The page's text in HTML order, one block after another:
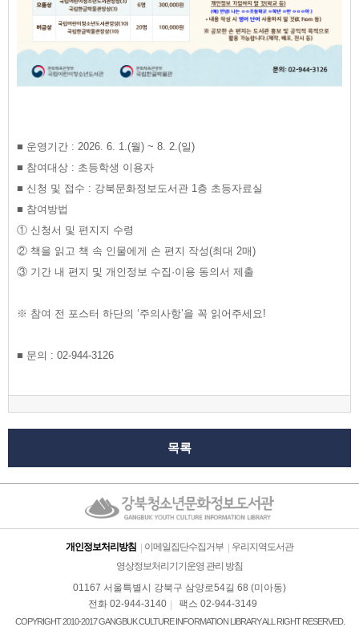
■ 운영기간 : 2026. 6. 1.(월) ~ 8. 2.(일)
■ 참여대상 : 초등학생 이용자
■ 신청 및 접수 : 강북문화정보도서관 1층 초등자료실
■ 참여방법
① 신청서 및 편지지 수령
② 책을 읽고 책 속 인물에게 손 편지 작성(최대 2매)
③ 기간 내 편지 및 개인정보 수집·이용 동의서 제출
※ 참여 전 포스터 하단의 ‘주의사항’을 꼭 읽어주세요!
■ 문의 : 02-944-3126
목록
개인정보처리방침 이메일집단수집거부
우리지역도서관
영상정보처리기기운영 관리 방침
01167 서울특별시 강북구 삼양로54길 68 (미아동)
전화 02-944-3140
팩스 02-944-3149
COPYRIGHT 2010-2017 GANGBUK CULTURE INFORMATION LIBRARY ALL RIGHT RESERVED.